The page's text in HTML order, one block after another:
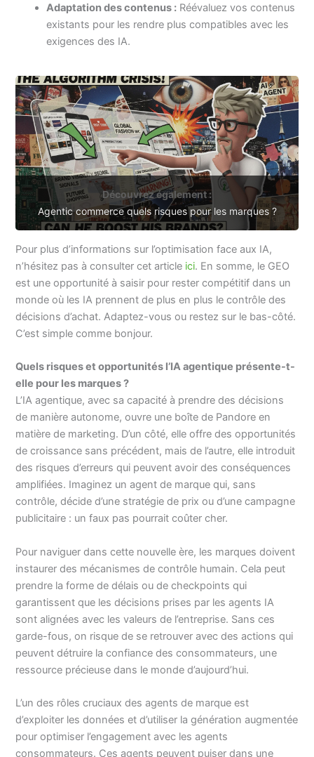
Adaptation des contenus : Réévaluez vos contenus
existants pour les rendre plus compatibles avec les
exigences des IA.
Découvrez également :
Agentic commerce quels risques pour les marques ?
Pour plus d’informations sur l’optimisation face aux IA,
n’hésitez pas à consulter cet article ici. En somme, le GEO
est une opportunité à saisir pour rester compétitif dans un
monde où les IA prennent de plus en plus le contrôle des
décisions d’achat. Adaptez-vous ou restez sur le bas-côté.
C’est simple comme bonjour.
Quels risques et opportunités l’IA agentique présente-t-
elle pour les marques ?
L’IA agentique, avec sa capacité à prendre des décisions
de manière autonome, ouvre une boîte de Pandore en
matière de marketing. D’un côté, elle offre des opportunités
de croissance sans précédent, mais de l’autre, elle introduit
des risques d’erreurs qui peuvent avoir des conséquences
amplifiées. Imaginez un agent de marque qui, sans
contrôle, décide d’une stratégie de prix ou d’une campagne
publicitaire : un faux pas pourrait coûter cher.
Pour naviguer dans cette nouvelle ère, les marques doivent
instaurer des mécanismes de contrôle humain. Cela peut
prendre la forme de délais ou de checkpoints qui
garantissent que les décisions prises par les agents IA
sont alignées avec les valeurs de l’entreprise. Sans ces
garde-fous, on risque de se retrouver avec des actions qui
peuvent détruire la confiance des consommateurs, une
ressource précieuse dans le monde d’aujourd’hui.
L’un des rôles cruciaux des agents de marque est
d’exploiter les données et d’utiliser la génération augmentée
pour optimiser l’engagement avec les agents
consommateurs. Ces agents peuvent puiser dans une